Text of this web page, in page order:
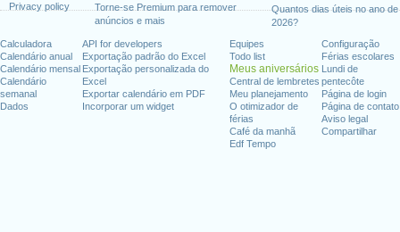
Privacy policy
Torne-se Premium para remover
anúncios e mais
Quantos dias úteis no ano de
2026?
Calculadora
Calendário anual
Calendário mensal
Calendário
semanal
Dados
API for developers
Exportação padrão do Excel
Exportação personalizada do
Excel
Exportar calendário em PDF
Incorporar um widget
Equipes
Todo list
Meus aniversários
Central de lembretes
Meu planejamento
O otimizador de
férias
Café da manhã
Edf Tempo
Configuração
Férias escolares
Lundi de
pentecôte
Página de login
Página de contato
Aviso legal
Compartilhar